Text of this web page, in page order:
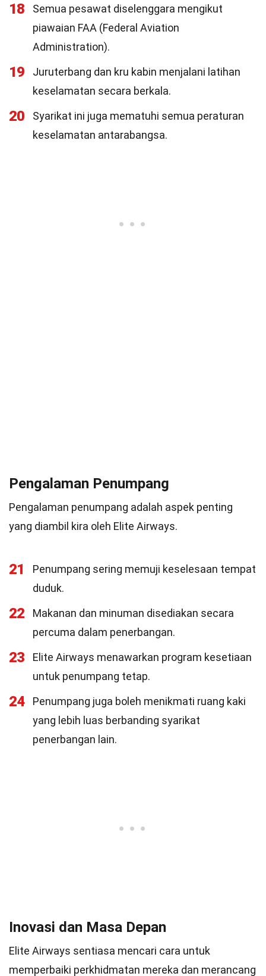
18
Semua pesawat diselenggara mengikut
piawaian FAA (Federal Aviation
Administration).
19
Juruterbang dan kru kabin menjalani latihan
keselamatan secara berkala.
20
Syarikat ini juga mematuhi semua peraturan
keselamatan antarabangsa.
Pengalaman Penumpang
Pengalaman penumpang adalah aspek penting
yang diambil kira oleh Elite Airways.
21
Penumpang sering memuji keselesaan tempat
duduk.
22
Makanan dan minuman disediakan secara
percuma dalam penerbangan.
23
Elite Airways menawarkan program kesetiaan
untuk penumpang tetap.
24
Penumpang juga boleh menikmati ruang kaki
yang lebih luas berbanding syarikat
penerbangan lain.
Inovasi dan Masa Depan
Elite Airways sentiasa mencari cara untuk
memperbaiki perkhidmatan mereka dan merancang